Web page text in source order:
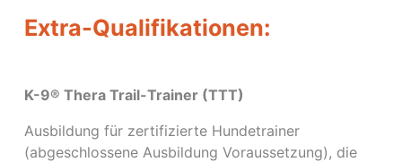
Extra-Qualifikationen:
K-9® Thera Trail-Trainer (TTT)
Ausbildung für zertifizierte Hundetrainer
(abgeschlossene Ausbildung Voraussetzung), die